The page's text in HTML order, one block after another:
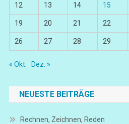
12 13 14 15
19 20 21 22
26 27 28 29
« Okt. Dez. »
NEUESTE BEITRÄGE
Rechnen, Zeichnen, Reden